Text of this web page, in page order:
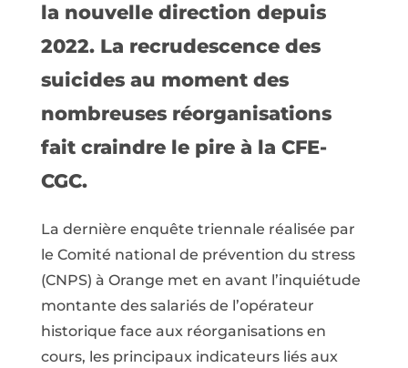
la nouvelle direction depuis
2022. La recrudescence des
suicides au moment des
nombreuses réorganisations
fait craindre le pire à la CFE-
CGC.
La dernière enquête triennale réalisée par
le Comité national de prévention du stress
(CNPS) à Orange met en avant l’inquiétude
montante des salariés de l’opérateur
historique face aux réorganisations en
cours, les principaux indicateurs liés aux